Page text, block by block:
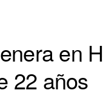
en
22 años